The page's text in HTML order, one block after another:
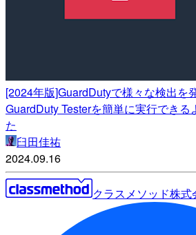
[2024年版]GuardDutyで様々な検出を
GuardDuty Testerを簡単に実行でき
た
臼田佳祐
2024.09.16
クラスメソッド株式